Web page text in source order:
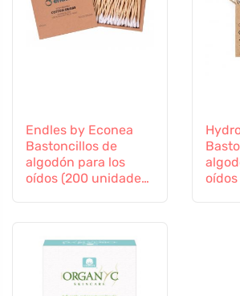
Endles by Econea
Bastoncillos de
algodón para los
oídos (200 unidades)
oídos